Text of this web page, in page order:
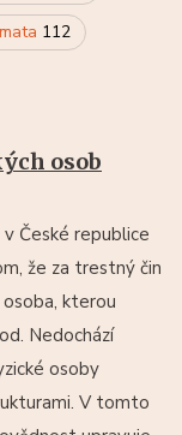
112
osob
České republice
že za trestný čin
kterou
Nedochází
osoby
V tomto